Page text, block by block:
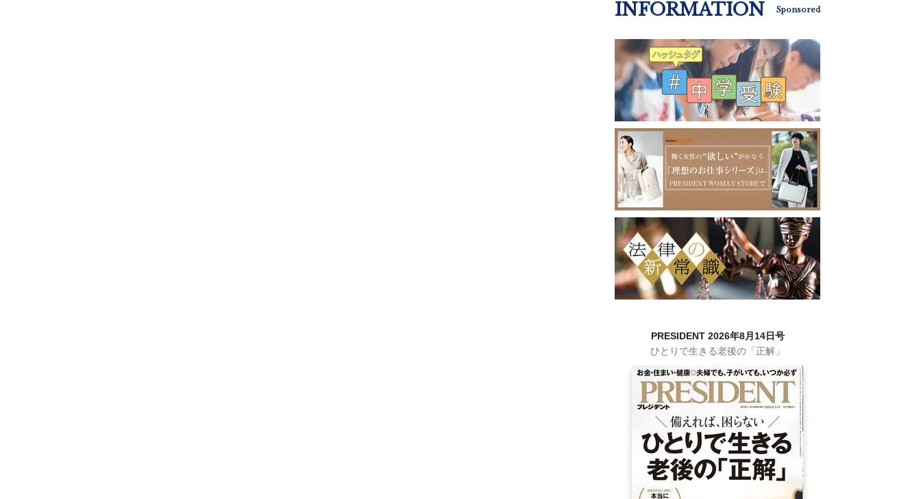
INFORMATION Sponsored
PRESIDENT 2026年8月14日号
ひとりで生きる老後の「正解」